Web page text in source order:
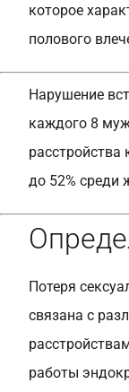
которое
полового
Нарушение
каждого 8
расстройства
до 52% среди
Потеря
связана с
работы